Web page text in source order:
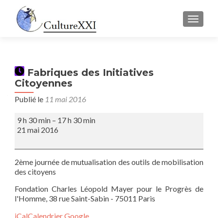
Fabriques des Initiatives
Citoyennes
Publié le 11 mai 2016
Fabriques
des
9 h 30 min – 17 h 30 min
21 mai 2016
2ème journée de mutualisation des outils de mobilisation
des citoyens
Fondation Charles Léopold Mayer pour le Progrès de
l'Homme, 38 rue Saint-Sabin - 75011 Paris
iCalCalendrier Google